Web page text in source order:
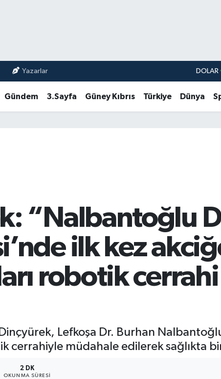
Yazarlar DOLAR
Gündem 3.Sayfa Güney Kıbrıs Türkiye Dünya
“Nalbantoğlu
ilk kez
robotik
Dinçyürek, Lefkoşa Dr. Burhan
cerrahiyle müdahale edilerek sağlıkta bir
2 DK
OKUNMA SÜRESI